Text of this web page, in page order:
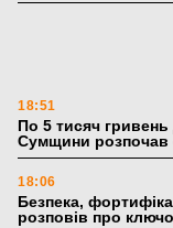
18:51
По 5 тисяч
Сумщини розпочав
18:06
Безпека,
розповів про